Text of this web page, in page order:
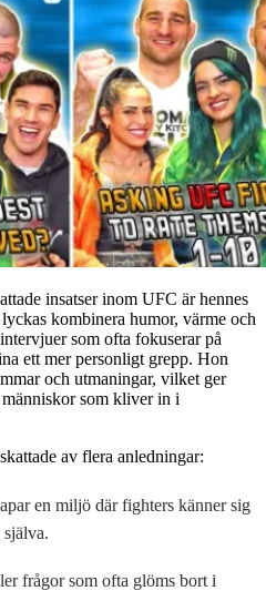
insatser inom UFC är hennes
kombinera humor, värme och
som ofta fokuserar på
ett mer personligt grepp. Hon
och utmaningar, vilket ger
som kliver in i
av flera anledningar:
en miljö där fighters känner sig
frågor som ofta glöms bort i